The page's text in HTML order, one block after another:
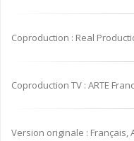
Coproduction : Real
Coproduction TV : ARTE
Version originale : Français,